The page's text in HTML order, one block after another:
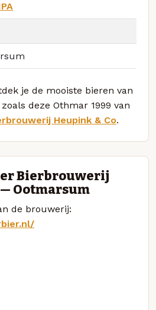
je de mooiste bieren van
deze Othmar 1999 van
Heupink & Co.
Bierbrouwerij
Ootmarsum
de brouwerij: